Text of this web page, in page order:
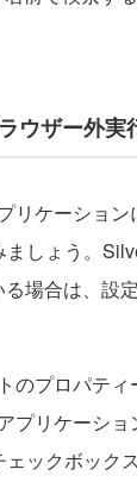
ウザー外実
リケーション
しょう。
場合は、設
プロパティ
プリケーシ
ックボック